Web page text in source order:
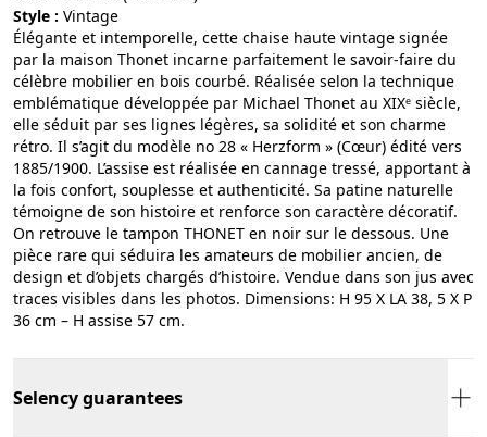
Style :
vintage
Élégante et intemporelle, cette chaise haute vintage signée
par la maison Thonet incarne parfaitement le savoir-faire du
célèbre mobilier en bois courbé. Réalisée selon la technique
emblématique développée par Michael Thonet au XIXᵉ siècle,
elle séduit par ses lignes légères, sa solidité et son charme
rétro. Il s’agit du modèle no 28 « Herzform » (Cœur) édité vers
1885/1900. L’assise est réalisée en cannage tressé, apportant à
la fois confort, souplesse et authenticité. Sa patine naturelle
témoigne de son histoire et renforce son caractère décoratif.
On retrouve le tampon THONET en noir sur le dessous. Une
pièce rare qui séduira les amateurs de mobilier ancien, de
design et d’objets chargés d’histoire. Vendue dans son jus avec
traces visibles dans les photos. Dimensions: H 95 X LA 38, 5 X P
36 cm – H assise 57 cm.
Selency guarantees